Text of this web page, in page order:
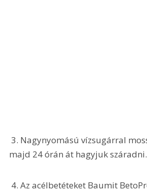
3. Nagynyomású vízsugárral mossuk át a felületet,
majd 24 órán át hagyjuk száradni.